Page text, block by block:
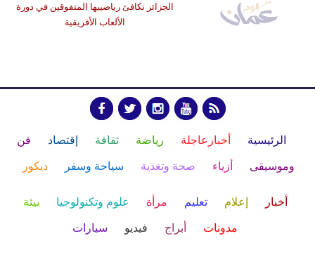
الجزائر تكافئ رياضييها المتفوقين في دورة
الألعاب الأفريقية
الرئيسية أخبارعاجلة رياضة ثقافة إقتصاد فن
وموسيقى أزياء صحة وتغذية سياحة وسفر ديكور
أخبار إعلام تعليم مرأة علوم وتكنولوجيا بيئة
مدونات أبراج فيديو سيارات